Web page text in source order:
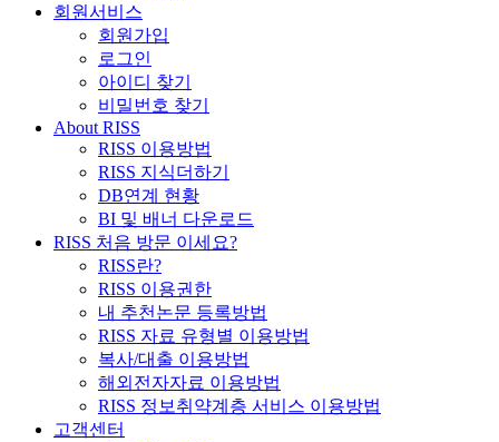
회원서비스
회원가입
로그인
아이디 찾기
비밀번호 찾기
About RISS
RISS 이용방법
RISS 지식더하기
DB연계 현황
BI 및 배너 다운로드
RISS 처음 방문 이세요?
RISS란?
RISS 이용권한
내 추천논문 등록방법
RISS 자료 유형별 이용방법
복사/대출 이용방법
해외전자자료 이용방법
RISS 정보취약계층 서비스 이용방법
고객센터